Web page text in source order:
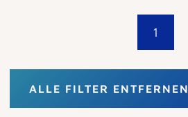
1
ALLE FILTER ENTFERNEN